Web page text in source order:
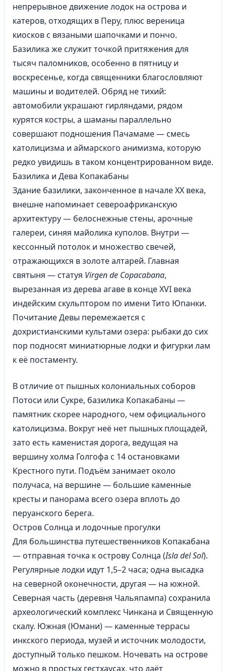
непрерывное движение лодок на острова и
катеров, отходящих в Перу, плюс вереница
киосков с вязаными шапочками и пончо.
Базилика же служит точкой притяжения для
тысяч паломников, особенно в пятницу и
воскресенье, когда священники благословляют
машины и водителей. Обряд не тихий:
автомобили украшают гирляндами, рядом
курятся костры, а шаманы параллельно
совершают подношения Пачамаме — смесь
католицизма и аймарского анимизма, которую
редко увидишь в таком концентрированном виде.
Базилика и Дева Копакабаны
Здание базилики, законченное в начале XX века,
внешне напоминает североафриканскую
архитектуру — белоснежные стены, арочные
галереи, синяя майолика куполов. Внутри —
кессонный потолок и множество свечей,
отражающихся в золоте алтарей. Главная
святыня — статуя Virgen de Copacabana,
вырезанная из дерева агаве в конце XVI века
индейским скульптором по имени Тито Юпанки.
Почитание Девы перемежается с
дохристианскими культами озера: рыбаки до сих
пор подносят миниатюрные лодки и фигурки лам
к её постаменту.
В отличие от пышных колониальных соборов
Потоси или Сукре, базилика Копакабаны —
памятник скорее народного, чем официального
католицизма. Вокруг неё нет пышных площадей,
зато есть каменистая дорога, ведущая на
вершину холма Голгофа с 14 остановками
Крестного пути. Подъём занимает около
получаса, на вершине — большие каменные
кресты и панорама всего озера вплоть до
перуанского берега.
Остров Солнца и лодочные прогулки
Для большинства путешественников Копакабана
— отправная точка к острову Солнца (Isla del Sol).
Регулярные лодки идут 1,5–2 часа; одна высадка
на северной оконечности, другая — на южной.
Северная часть (деревня Чальяпампа) сохранила
археологический комплекс Чинкана и Священную
скалу. Южная (Юмани) — каменные террасы
инкского периода, музей и источник молодости,
доступный только пешком. Ночевать на острове
можно в простых гестхаусах, что даёт